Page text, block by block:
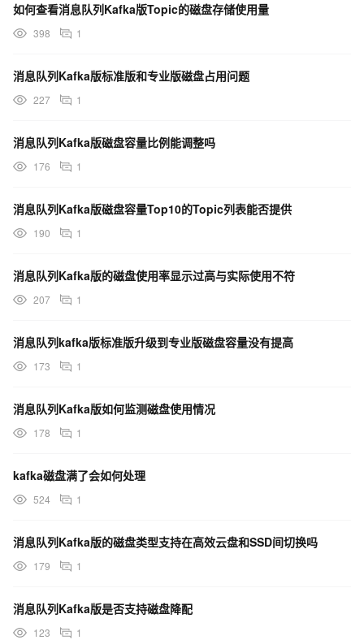
如何查看消息队列Kafka版Topic的磁盘存储使用量
398 1
消息队列Kafka版标准版和专业版磁盘占用问题
227 1
消息队列Kafka版磁盘容量比例能调整吗
176 1
消息队列Kafka版磁盘容量Top10的Topic列表能否提供
190 1
消息队列Kafka版的磁盘使用率显示过高与实际使用不符
207 1
消息队列kafka版标准版升级到专业版磁盘容量没有提高
173 1
消息队列Kafka版如何监测磁盘使用情况
178 1
kafka磁盘满了会如何处理
524 1
消息队列Kafka版的磁盘类型支持在高效云盘和SSD间切换吗
179 1
消息队列Kafka版是否支持磁盘降配
123 1